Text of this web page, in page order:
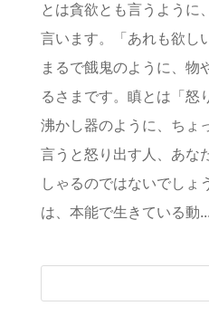
とは貪欲とも言うように
言います。「あれも欲し
まるで餓鬼のように、物
るさまです。瞋とは「怒
沸かし器のように、ちょ
言うと怒り出す人、あな
しゃるのではないでしょ
は、本能で生きている動...